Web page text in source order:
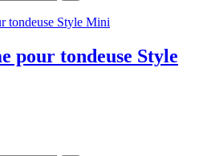
pour tondeuse Style